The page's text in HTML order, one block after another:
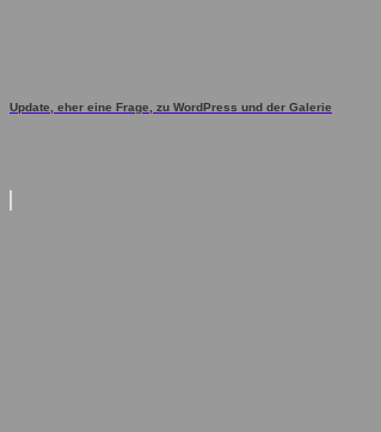
Update, eher eine Frage, zu WordPress und der Galerie